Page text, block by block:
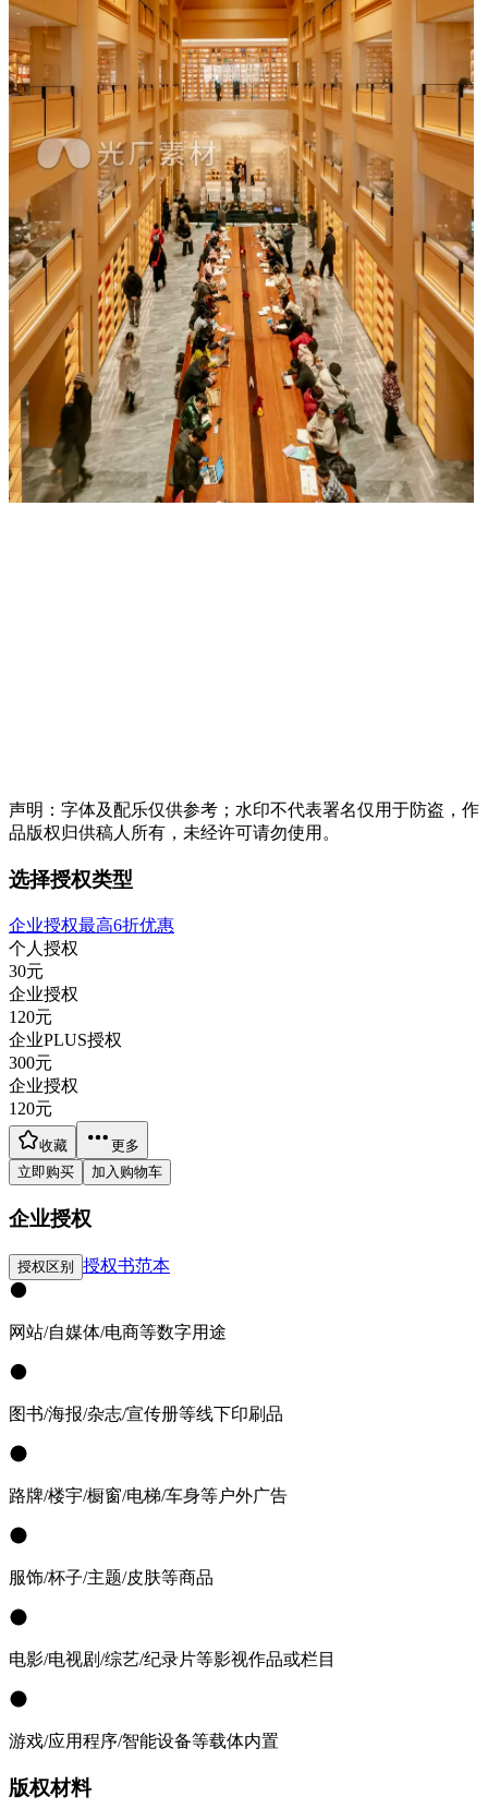
声明：字体及配乐仅供参考；水印不代表署名仅用于防盗，作
品版权归供稿人所有，未经许可请勿使用。
选择授权类型
企业授权最高6折优惠
个人授权
30元
企业授权
120元
企业PLUS授权
300元
企业授权
120元
收藏
更多
立即购买
加入购物车
企业授权
授权区别 授权书范本
网站/自媒体/电商等数字用途
图书/海报/杂志/宣传册等线下印刷品
路牌/楼宇/橱窗/电梯/车身等户外广告
服饰/杯子/主题/皮肤等商品
电影/电视剧/综艺/纪录片等影视作品或栏目
游戏/应用程序/智能设备等载体内置
版权材料